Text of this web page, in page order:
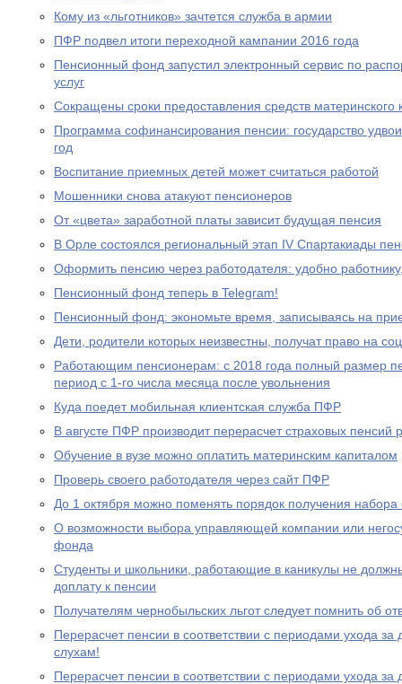
Кому из «льготников» зачтется служба в армии
ПФР подвел итоги переходной кампании 2016 года
Пенсионный фонд запустил электронный сервис по
услуг
Сокращены сроки предоставления средств материнского
Программа софинансирования пенсии: государство
год
Воспитание приемных детей может считаться работой
Мошенники снова атакуют пенсионеров
От «цвета» заработной платы зависит будущая пенсия
В Орле состоялся региональный этап IV Спартакиады
Оформить пенсию через работодателя: удобно
Пенсионный фонд теперь в Telegram!
Пенсионный фонд: экономьте время, записываясь на
Дети, родители которых неизвестны, получат право на
Работающим пенсионерам: с 2018 года полный размер
период с 1-го числа месяца после увольнения
Куда поедет мобильная клиентская служба ПФР
В августе ПФР производит перерасчет страховых
Обучение в вузе можно оплатить материнским капиталом
Проверь своего работодателя через сайт ПФР
До 1 октября можно поменять порядок получения набора
О возможности выбора управляющей компании или
фонда
Студенты и школьники, работающие в каникулы не
доплату к пенсии
Получателям чернобыльских льгот следует помнить об
Перерасчет пенсии в соответствии с периодами ухода за
слухам!
Перерасчет пенсии в соответствии с периодами ухода за